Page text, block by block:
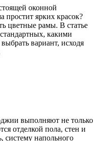
оконной
простит ярких красок?
цветные рамы. В статье
какими
вариант, исходя
выполняют не только
отделкой пола, стен и
систему напольного